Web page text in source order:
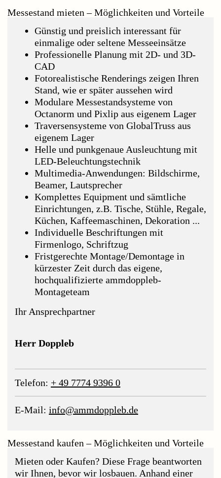
Messestand mieten – Möglichkeiten und Vorteile
Günstig und preislich interessant für
einmalige oder seltene Messeeinsätze
Professionelle Planung mit 2D- und 3D-
CAD
Fotorealistische Renderings zeigen Ihren
Stand, wie er später aussehen wird
Modulare Messestandsysteme von
Octanorm und Pixlip aus eigenem Lager
Traversensysteme von GlobalTruss aus
eigenem Lager
Helle und punkgenaue Ausleuchtung mit
LED-Beleuchtungstechnik
Multimedia-Anwendungen: Bildschirme,
Beamer, Lautsprecher
Komplettes Equipment und sämtliche
Einrichtungen, z.B. Tische, Stühle, Regale,
Küchen, Kaffeemaschinen, Dekoration ...
Individuelle Beschriftungen mit
Firmenlogo, Schriftzug
Fristgerechte Montage/Demontage in
kürzester Zeit durch das eigene,
hochqualifizierte ammdoppleb-
Montageteam
Ihr Ansprechpartner
Herr Doppleb
Telefon: + 49 7774 9396 0
E-Mail: info@ammdoppleb.de
Messestand kaufen – Möglichkeiten und Vorteile
Mieten oder Kaufen? Diese Frage beantworten
wir Ihnen, bevor wir losbauen. Anhand einer